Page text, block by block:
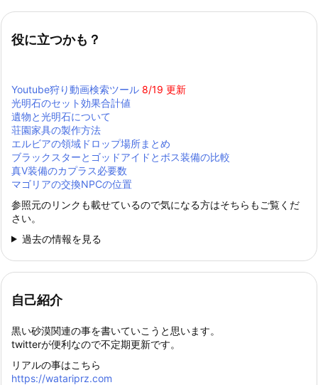
役に立つかも？
Youtube狩り動画検索ツール 8/19 更新
光明石のセット効果合計値
遺物と光明石について
荘園家具の製作方法
エルビアの領域ドロップ場所まとめ
ブラックスターとゴッドアイドとボス装備の比較
真Ⅴ装備のカプラス必要数
マゴリアの交換NPCの位置
参照元のリンクも載せているので気になる方はそちらもご覧くだ
さい。
過去の情報を見る
自己紹介
黒い砂漠関連の事を書いていこうと思います。
twitterが便利なので不定期更新です。
リアルの事はこちら
https://watariprz.com